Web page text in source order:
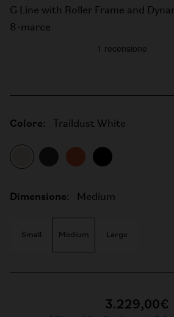
G Line with Roller Frame and
8-marce
Colore: Traildust White
Dimensione: Medium
Small Medium Large
3.229,00€